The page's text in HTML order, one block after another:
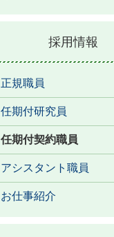
採用情報
正規職員
任期付研究員
任期付契約職員
アシスタント職員
お仕事紹介